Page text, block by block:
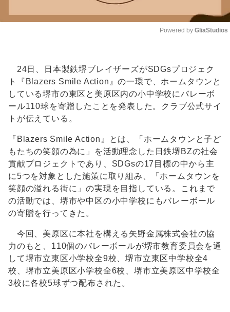
Powered by GliaStudios
24日、日本製鉄堺ブレイザーズがSDGsプロジェク
ト『Blazers Smile Action』の一環で、ホームタウンと
している堺市の東区と美原区内の小中学校にバレーボ
ール110球を寄贈したことを発表した。クラブ公式サイ
トが伝えている。
『Blazers Smile Action』とは、「ホームタウンと子ど
もたちの笑顔の為に」を活動理念した日鉄堺BZの社会
貢献プロジェクトであり、SDGsの17目標の中から主
に5つを対象とした施策に取り組み、「ホームタウンを
笑顔の溢れる街に」の実現を目指している。これまで
の活動では、堺市や中区の小中学校にもバレーボール
の寄贈を行ってきた。
今回、美原区に本社を構える矢野金属株式会社の協
力のもと、110個のバレーボールが堺市教育委員会を通
して堺市立東区小学校全9校、堺市立東区中学校全4
校、堺市立美原区小学校全6校、堺市立美原区中学校全
3校に各校5球ずつ配布された。